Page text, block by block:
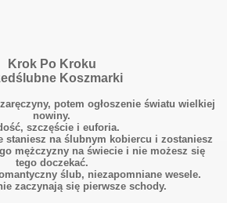
Krok Po Kroku
Koszmarki
potem ogłoszenie światu wielkiej
nowiny.
szczęście i euforia.
staniesz na ślubnym kobiercu i zostaniesz
mężczyzny na świecie i nie możesz się
tego doczekać.
ślub, niezapomniane wesele.
zaczynają się pierwsze schody.